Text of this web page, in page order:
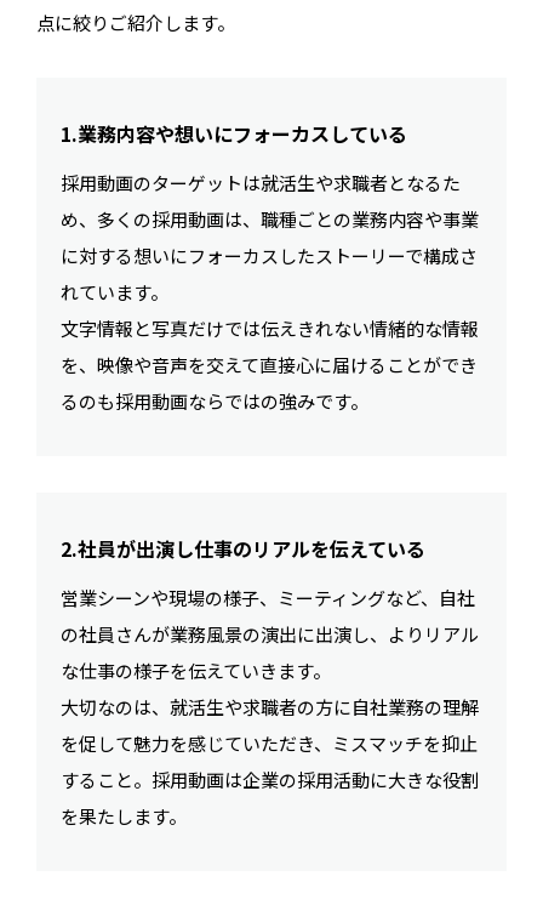
点に絞りご紹介します。
1.業務内容や想いにフォーカスしている
採用動画のターゲットは就活生や求職者となるた
め、多くの採用動画は、職種ごとの業務内容や事業
に対する想いにフォーカスしたストーリーで構成さ
れています。
文字情報と写真だけでは伝えきれない情緒的な情報
を、映像や音声を交えて直接心に届けることができ
るのも採用動画ならではの強みです。
2.社員が出演し仕事のリアルを伝えている
営業シーンや現場の様子、ミーティングなど、自社
の社員さんが業務風景の演出に出演し、よりリアル
な仕事の様子を伝えていきます。
大切なのは、就活生や求職者の方に自社業務の理解
を促して魅力を感じていただき、ミスマッチを抑止
すること。採用動画は企業の採用活動に大きな役割
を果たします。